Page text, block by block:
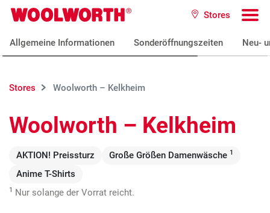
Zum Hauptinhalt
Woolworth GmbH Stores
Allgemeine Informationen Sonderöffnungszeiten Neu-
Stores Woolworth – Kelkheim
Woolworth – Kelkheim
AKTION! Preissturz Große Größen Damenwäsche 1
Anime T-Shirts
1 Nur solange der Vorrat reicht.